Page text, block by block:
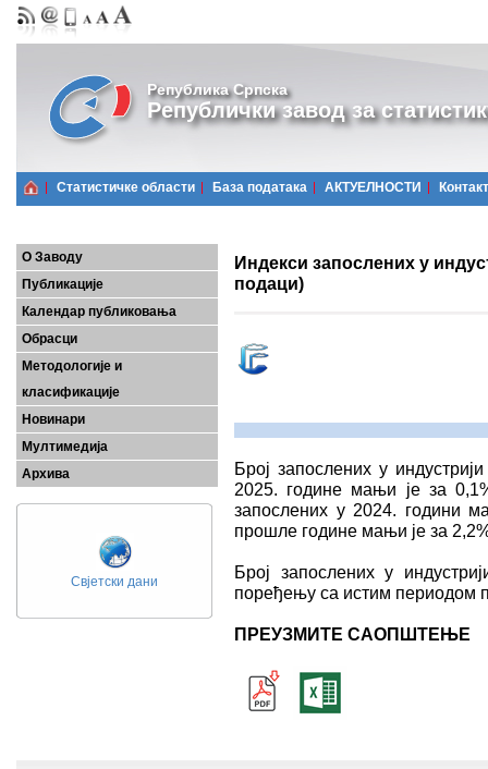
Република Српска
Републички завод за
Статистичке области Базa података АКТУЕЛНОСТИ Контакт
О Заводу
Публикације
Календар публиковања
Обрасци
Методологије и
класификације
Новинари
Мултимедија
Архива
Свјетски дани
Индекси запослених у
подаци)
Број запослених у
2025. године мањи је за
запослених у 2024. години
прошле године мањи је за
Број запослених у
поређењу са истим периодом
ПРЕУЗМИТЕ САОПШТЕЊЕ